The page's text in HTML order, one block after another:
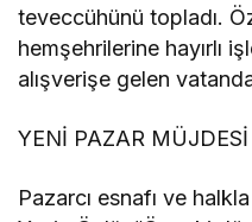
teveccühünü topladı.
hemşehrilerine hayırlı
alışverişe gelen
YENİ PAZAR MÜJDESİ
Pazarcı esnafı ve